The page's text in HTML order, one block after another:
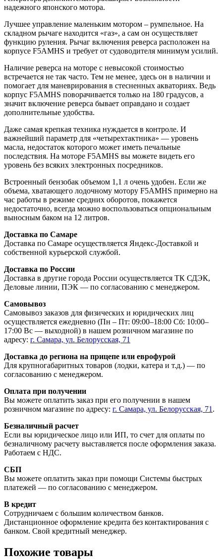
надежного японского мотора.
Лучшее управление маленьким мотором – румпельное. На
складном рычаге находится «газ», а сам он осуществляет
функцию руления. Рычаг включения реверса расположен на
корпусе F5AMHS и требует от судоводителя минимум усилий.
Наличие реверса на моторе с невысокой стоимостью
встречается не так часто. Тем не менее, здесь он в наличии и
помогает для маневрирования в стесненных акваториях. Ведь
корпус F5AMHS поворачивается только на 180 градусов, а
значит включение реверса бывает оправдано и создает
дополнительные удобства.
Даже самая крепкая техника нуждается в контроле. И
важнейший параметр для «четырехтактника» — уровень
масла, недостаток которого может иметь печальные
последствия. На моторе F5AMHS вы можете видеть его
уровень без всяких электронных посредников.
Встроенный бензобак объемом 1,1 л очень удобен. Если же
объема, хватающего лодочному мотору F5AMHS примерно на
час работы в режиме средних оборотов, покажется
недостаточно, всегда можно воспользоваться опциональным
выносным баком на 12 литров.
Доставка по Самаре
Доставка по Самаре осуществляется Яндекс-Доставкой и
собственной курьерской службой.
Доставка по России
Доставка в другие города России осуществляется ТК СДЭК,
Деловые линии, ПЭК — по согласованию с менеджером.
Самовывоз
Самовывоз заказов для физических и юридических лиц
осуществляется ежедневно (Пн – Пт: 09:00–18:00 Сб: 10:00–
17:00 Вс — выходной) в нашем розничном магазине по
адресу: г. Самара, ул. Белорусская, 71
Доставка до региона на прицепе или еврофурой
Для крупногабаритных товаров (лодки, катера и т.д.) — по
согласованию с менеджером.
Оплата при получении
Вы можете оплатить заказ при его получении в нашем
розничном магазине по адресу: г. Самара, ул. Белорусская, 71.
Безналичный расчет
Если вы юридическое лицо или ИП, то счет для оплаты по
безналичному расчету выставляется после оформления заказа.
Работаем с НДС.
СБП
Вы можете оплатить заказ при помощи Системы быстрых
платежей — по согласованию с менеджером.
В кредит
Сотрудничаем с большим количеством банков.
Дистанционное оформление кредита без контактирования с
банком. Свой кредитный менеджер.
Похожие товары